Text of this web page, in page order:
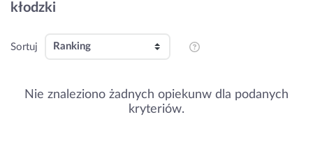
kłodzki
Sortuj
Nie znaleziono żadnych opiekunw dla podanych
kryteriów.